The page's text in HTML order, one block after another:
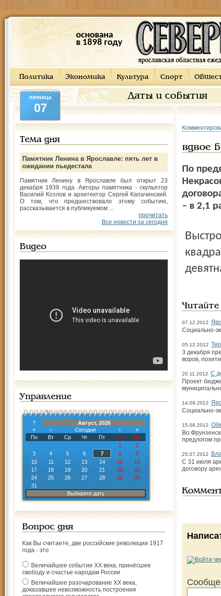
основана
в 1898 году
Политика Экономика Культура Спорт
Даты и события
пятница
07
Тема дня
Памятник Ленина в Ярославле: пять лет в
ожидании пьедестала
Памятник Ленину в Ярославле был открыт 23
декабря 1939 года. Авторы памятника - скульптор
Василий Козлов и архитектор Сергей Капачинский.
О том, что предшествовало этому событию,
рассказывается в публикуемом ...
прочитать
Все новости за сегодня
Видео
Управление
?
Август, 2026
«
‹ Сегодня ›
»
Пн
Вт Ср Чт Пт Сб
Вс
1
2
3
4 5 6 7 8
9
10
11 12 13 14 15
16
17
18 19 20 21 22
23
24
25 26 27 28 29
30
31
Выберите дату
Вопрос дня
Как Вы считаете, две российские революции 1917
года - это
Величайшее событие ХХ века, принёсшее
свободу и счастье народам России
Величайшее разочарование ХХ века,
доказавшее невозможность построения
вдвое
По
– в 2,1
Выстроено двадцать одно здание общей площадью 2230
07.12.2012
Социально-
05.12.2012
3 декабря
воров,
20.11.2012 С
Проект
14.09.2012
Социально-
15.08.2012
Во
предлогом
25.07.2012
С 31 июля
договору